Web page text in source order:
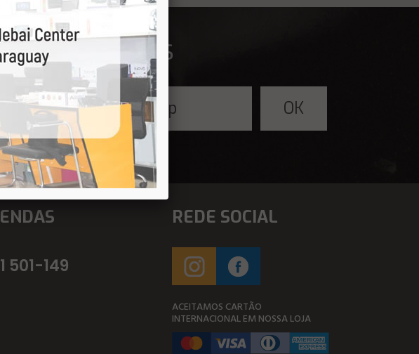
ofertas
501-149
REDE SOCIAL
ACEITAMOS CARTÃO
INTERNACIONAL EM NOSSA LOJA